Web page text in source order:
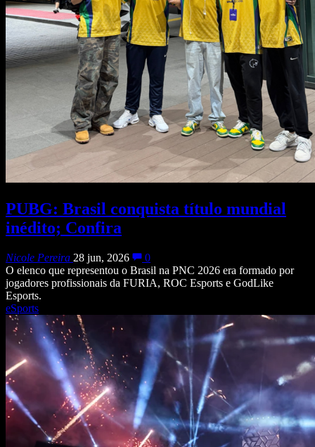
PUBG: Brasil conquista título mundial
inédito; Confira
Nicole Pereira 28 jun, 2026
0
O elenco que representou o Brasil na PNC 2026 era formado por
jogadores profissionais da FURIA, ROC Esports e GodLike
Esports.
eSports